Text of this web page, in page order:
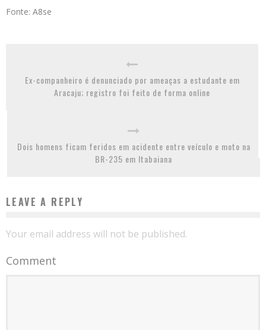
Fonte: A8se
Ex-companheiro é denunciado por ameaças a estudante em
Aracaju; registro foi feito de forma online
Dois homens ficam feridos em acidente entre veículo e moto na
BR-235 em Itabaiana
LEAVE A REPLY
Your email address will not be published.
Comment